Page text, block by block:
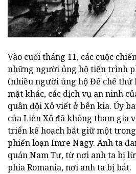
Vào cuối tháng 11, các cuộc
những người ủng hộ tiến trình
(nhiều người ủng hộ Đế chế thứ
mặt khác, các dịch vụ an ninh
quân đội Xô viết ở bên kia. Ủy
của Liên Xô đã không tham gia
triển kế hoạch bắt giữ một
phiến loạn Imre Nagy. Anh ta
quán Nam Tư, từ nơi anh ta bị
phía Romania, nơi anh ta bị bắt.